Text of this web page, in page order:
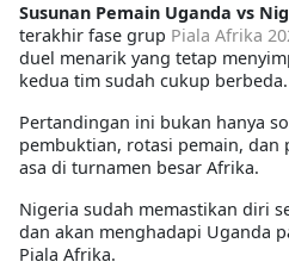
Susunan Pemain Uganda vs
terakhir fase grup Piala Afrika
duel menarik yang tetap
kedua tim sudah cukup berbeda.
Pertandingan ini bukan hanya
pembuktian, rotasi pemain, dan
asa di turnamen besar Afrika.
Nigeria sudah memastikan diri
dan akan menghadapi Uganda
Piala Afrika.